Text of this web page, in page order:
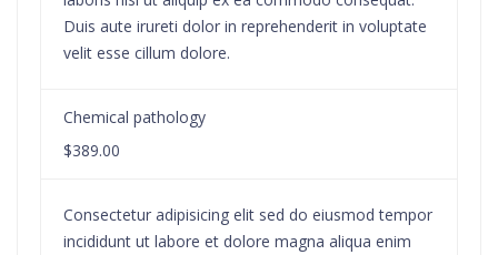
Duis aute irureti dolor in reprehenderit in voluptate
velit esse cillum dolore.
Chemical pathology
$389.00
Consectetur adipisicing elit sed do eiusmod tempor
incididunt ut labore et dolore magna aliqua enim